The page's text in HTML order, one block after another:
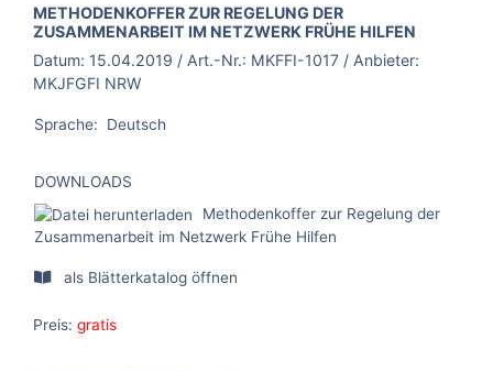
BROSCHÜRE:
METHODENKOFFER ZUR REGELUNG DER
ZUSAMMENARBEIT IM NETZWERK FRÜHE HILFEN
Datum: 15.04.2019 / Art.-Nr.: MKFFI-1017 / Anbieter:
MKJFGFI NRW
Sprache: Deutsch
DOWNLOADS
Methodenkoffer zur Regelung der
Zusammenarbeit im Netzwerk Frühe Hilfen
als Blätterkatalog öffnen
Preis: gratis